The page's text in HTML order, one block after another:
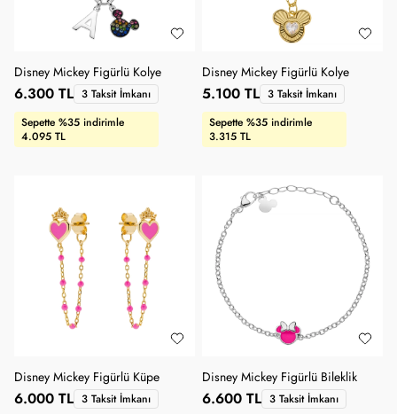
Disney Mickey Figürlü Kolye
Sepette %35 indirimle
4.095 TL
6.300 TL 3 Taksit İmkanı
Disney Mickey Figürlü Kolye
Sepette %35 indirimle
3.315 TL
5.100 TL 3 Taksit İmkanı
Disney Mickey Figürlü Küpe
6.000 TL 3 Taksit İmkanı
Disney Mickey Figürlü Bileklik
6.600 TL 3 Taksit İmkanı